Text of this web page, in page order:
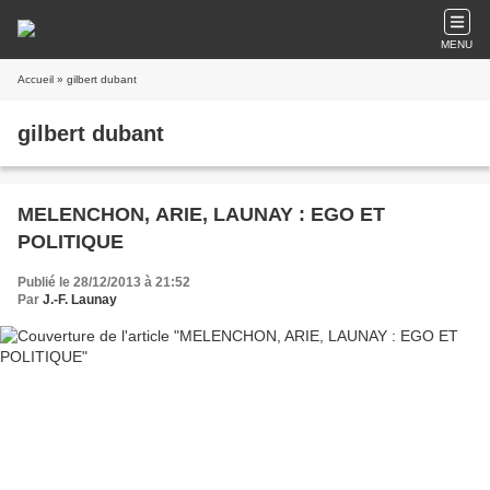
MENU
Accueil » gilbert dubant
gilbert dubant
MELENCHON, ARIE, LAUNAY : EGO ET
POLITIQUE
Publié le 28/12/2013 à 21:52
Par J.-F. Launay